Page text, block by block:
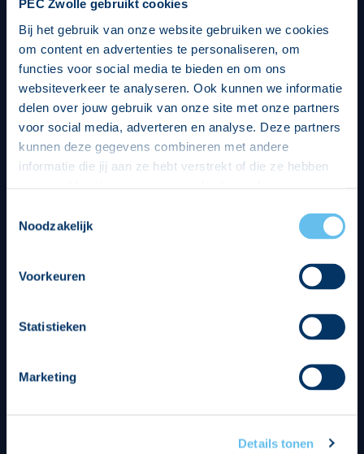
PEC Zwolle gebruikt cookies
Bij het gebruik van onze website gebruiken we cookies
om content en advertenties te personaliseren, om
functies voor social media te bieden en om ons
websiteverkeer te analyseren. Ook kunnen we informatie
delen over jouw gebruik van onze site met onze partners
voor social media, adverteren en analyse. Deze partners
kunnen deze gegevens combineren met andere
informatie die jij aan ze hebt verstrekt of die ze hebben
op een veilige en integere wijze. Je kunt je toestemming
beheren op de privacy- en cookieverklaring pagina.
Noodzakelijk
Voorkeuren
Statistieken
Marketing
Details tonen